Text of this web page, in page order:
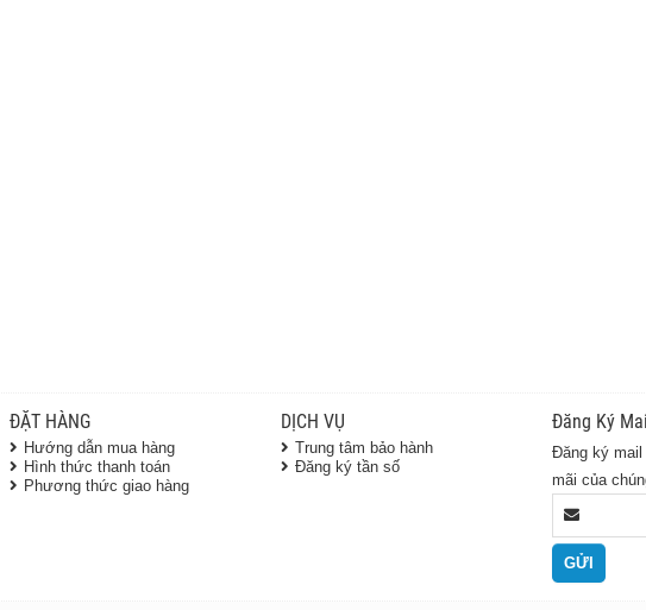
ĐẶT HÀNG
Hướng dẫn mua hàng
Hình thức thanh toán
Phương thức giao hàng
DỊCH VỤ
Trung tâm bảo hành
Đăng ký tần số
Đăng Ký Mail
Đăng ký mail
mãi của